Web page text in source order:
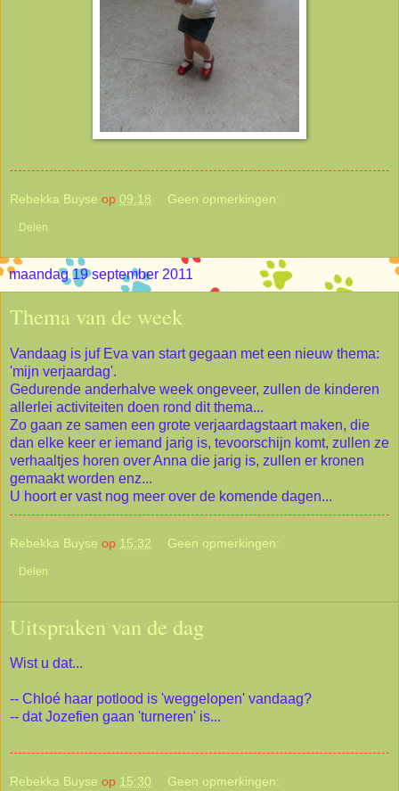
Rebekka Buyse op 09:18 Geen opmerkingen:
Delen
maandag 19 september 2011
Thema van de week
Vandaag is juf Eva van start gegaan met een nieuw thema:
'mijn verjaardag'.
Gedurende anderhalve week ongeveer, zullen de kinderen
allerlei activiteiten doen rond dit thema...
Zo gaan ze samen een grote verjaardagstaart maken, die
dan elke keer er iemand jarig is, tevoorschijn komt, zullen ze
verhaaltjes horen over Anna die jarig is, zullen er kronen
gemaakt worden enz...
U hoort er vast nog meer over de komende dagen...
Rebekka Buyse op 15:32 Geen opmerkingen:
Delen
Uitspraken van de dag
Wist u dat...
-- Chloé haar potlood is 'weggelopen' vandaag?
-- dat Jozefien gaan 'turneren' is...
Rebekka Buyse op 15:30 Geen opmerkingen: